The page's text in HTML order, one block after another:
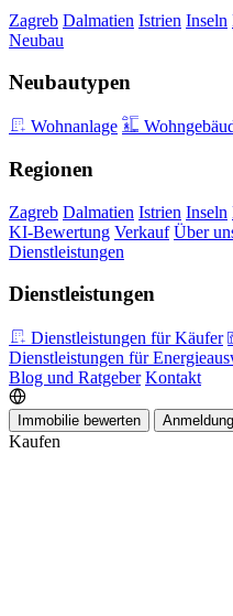
Zagreb Dalmatien Istrien Inseln
Neubau
Neubautypen
Wohnanlage
Regionen
Zagreb Dalmatien Istrien Inseln
KI-Bewertung Verkauf Über
Dienstleistungen
Dienstleistungen
Dienstleistungen für Käufer
Dienstleistungen für
Blog und Ratgeber Kontakt
Immobilie bewerten Anmeldung
Kaufen